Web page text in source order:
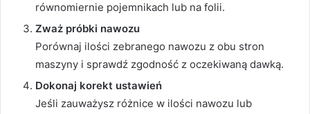
równomiernie pojemnikach lub na folii.
Zważ próbki nawozu
Porównaj ilości zebranego nawozu z obu stron
maszyny i sprawdź zgodność z oczekiwaną dawką.
Dokonaj korekt ustawień
Jeśli zauważysz różnice w ilości nawozu lub